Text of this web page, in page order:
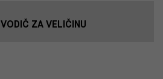
VODIČ ZA VELIČINU